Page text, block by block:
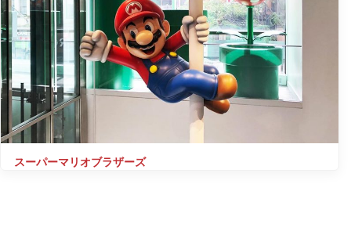
スーパーマリオブラザーズ